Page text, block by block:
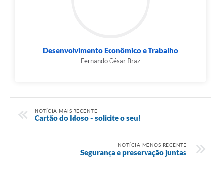
Desenvolvimento Econômico e Trabalho
Fernando César Braz
NOTÍCIA MAIS RECENTE
Cartão do Idoso - solicite o seu!
NOTÍCIA MENOS RECENTE
Segurança e preservação juntas